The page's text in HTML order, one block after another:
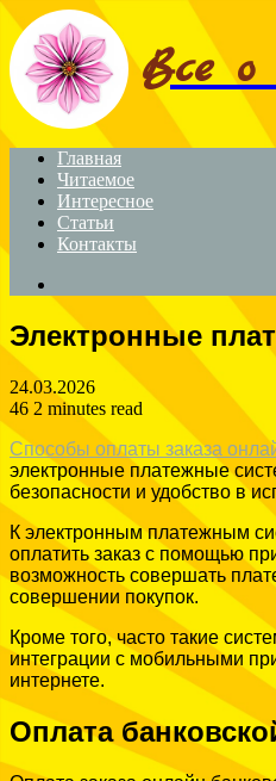
Menu
Все о
Главная
Читаемое
Интересное
Статьи
Контакты
for
Электронные
24.03.2026
46 2 minutes read
Способы оплаты заказа
электронные платежные
безопасности и удобство в
К электронным платежным
оплатить заказ с помощью
возможность совершать
совершении покупок.
Кроме того, часто такие
интеграции с мобильными
интернете.
Оплата